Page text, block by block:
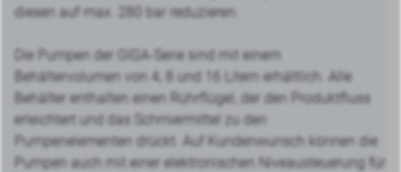
diesen auf max. 280 bar reduzieren.
Die Pumpen der GIGA-Serie sind mit einem
Behältervolumen von 4, 8 und 16 Litern erhältlich. Alle
Behälter enthalten einen Rührflügel, der den Produktfluss
erleichtert und das Schmiermittel zu den
Pumpenelementen drückt. Auf Kundenwunsch können die
Pumpen auch mit einer elektronischen Niveausteuerung für